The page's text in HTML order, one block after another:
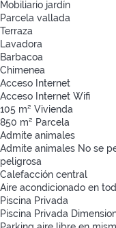
Mobiliario jardín
Parcela vallada
Terraza
Lavadora
Barbacoa
Chimenea
Acceso Internet
Acceso Internet Wifi
105 m² Vivienda
850 m² Parcela
Admite animales
Admite animales No se
peligrosa
Calefacción central
Aire acondicionado en
Piscina Privada
Piscina Privada